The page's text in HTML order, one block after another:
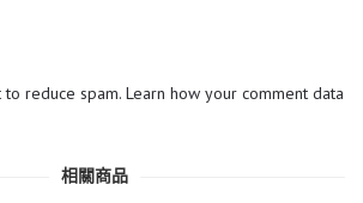
to reduce spam. Learn how your comment data
相關商品